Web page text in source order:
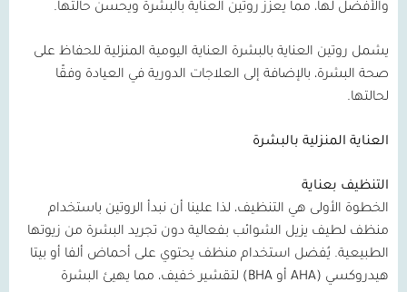
والأفضل لها، مما يعزز روتين العناية بالبشرة ويحسن حالتها.
يشمل روتين العناية بالبشرة العناية اليومية المنزلية للحفاظ على
صحة البشرة، بالإضافة إلى العلاجات الدورية في العيادة وفقًا
لحالتها.
العناية المنزلية بالبشرة
التنظيف بعناية
الخطوة الأولى هي التنظيف، لذا علينا أن نبدأ الروتين باستخدام
منظف لطيف يزيل الشوائب بفعالية دون تجريد البشرة من زيوتها
الطبيعية. يُفضل استخدام منظف يحتوي على أحماض ألفا أو بيتا
هيدروكسي (AHA أو BHA)
لتقشير خفيف، مما يهيئ البشرة